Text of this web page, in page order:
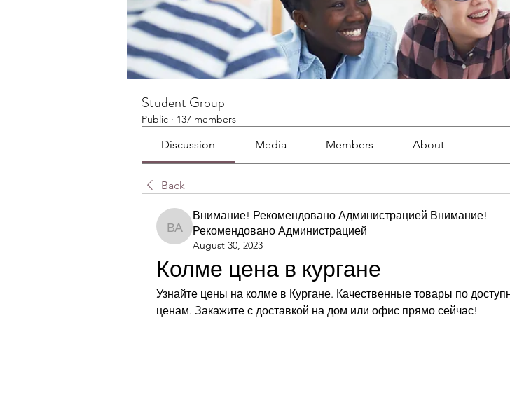
Student Group
Public · 137 members
Discussion Media Members About
Back
Внимание! Рекомендовано Администрацией Внимание!
Внимание! Рекомендовано Администрацией Внимание!
Рекомендовано Администрацией
August 30, 2023
Колме цена в кургане
Узнайте цены на колме в Кургане. Качественные товары по
ценам. Закажите с доставкой на дом или офис прямо сейчас!